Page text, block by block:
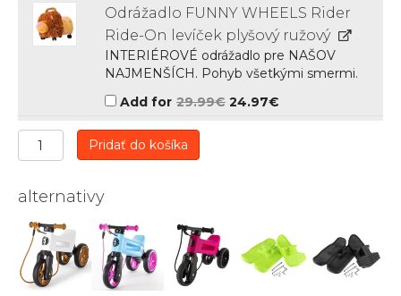
29.99€.24.97€.
Odrážadlo FUNNY WHEELS Rider
Ride-On levíček plyšový ružový
INTERIÉROVÉ odrážadlo pre NAŠOV
NAJMENŠÍCH. Pohyb všetkými smermi.
Add for 29.99€ Original
price
was:
24.97€
is:
množstvo
Odrážadlo
WHEELS
SuperSport
2v1
fialové
s
Pridať do košíka
alternativy